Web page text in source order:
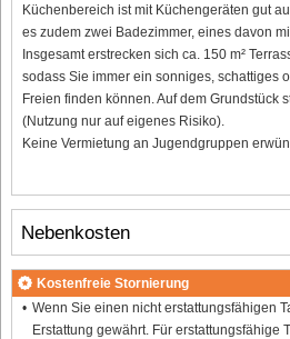
Küchenbereich ist mit Küchengeräten gut
es zudem zwei Badezimmer, eines davon
Insgesamt erstrecken sich ca. 150 m²
sodass Sie immer ein sonniges, schattiges
Freien finden können. Auf dem Grundstück
(Nutzung nur auf eigenes Risiko).
Keine Vermietung an Jugendgruppen
Nebenkosten
Kostenfreie Stornierung
Wenn Sie einen nicht erstattungsfähigen
Erstattung gewährt. Für erstattungsfähige